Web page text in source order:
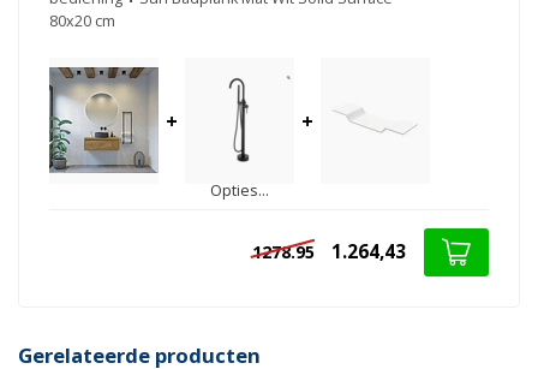
80x20 cm
+
Opties...
+
1278.95 1.264,43
Gerelateerde producten